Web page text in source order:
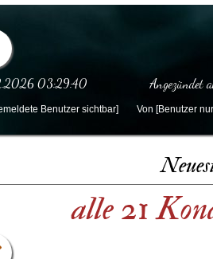
03:29:40
Benutzer sichtbar] Von [Benutzer
alle 21